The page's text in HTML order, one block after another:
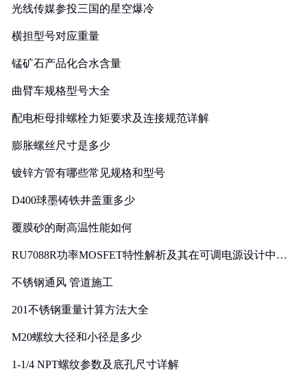
光线传媒参投三国的星空爆冷
横担型号对应重量
锰矿石产品化合水含量
曲臂车规格型号大全
配电柜母排螺栓力矩要求及连接规范详解
膨胀螺丝尺寸是多少
镀锌方管有哪些常见规格和型号
D400球墨铸铁井盖重多少
覆膜砂的耐高温性能如何
RU7088R功率MOSFET特性解析及其在可调电源设计中的
不锈钢通风 管道施工
201不锈钢重量计算方法大全
M20螺纹大径和小径是多少
1-1/4 NPT螺纹参数及底孔尺寸详解